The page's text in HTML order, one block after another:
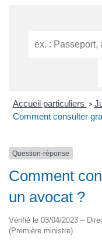
Accueil particuliers >
Comment consulter
Question-réponse
Comment
un avocat ?
Vérifié le 03/04/2023 –
(Première ministre)